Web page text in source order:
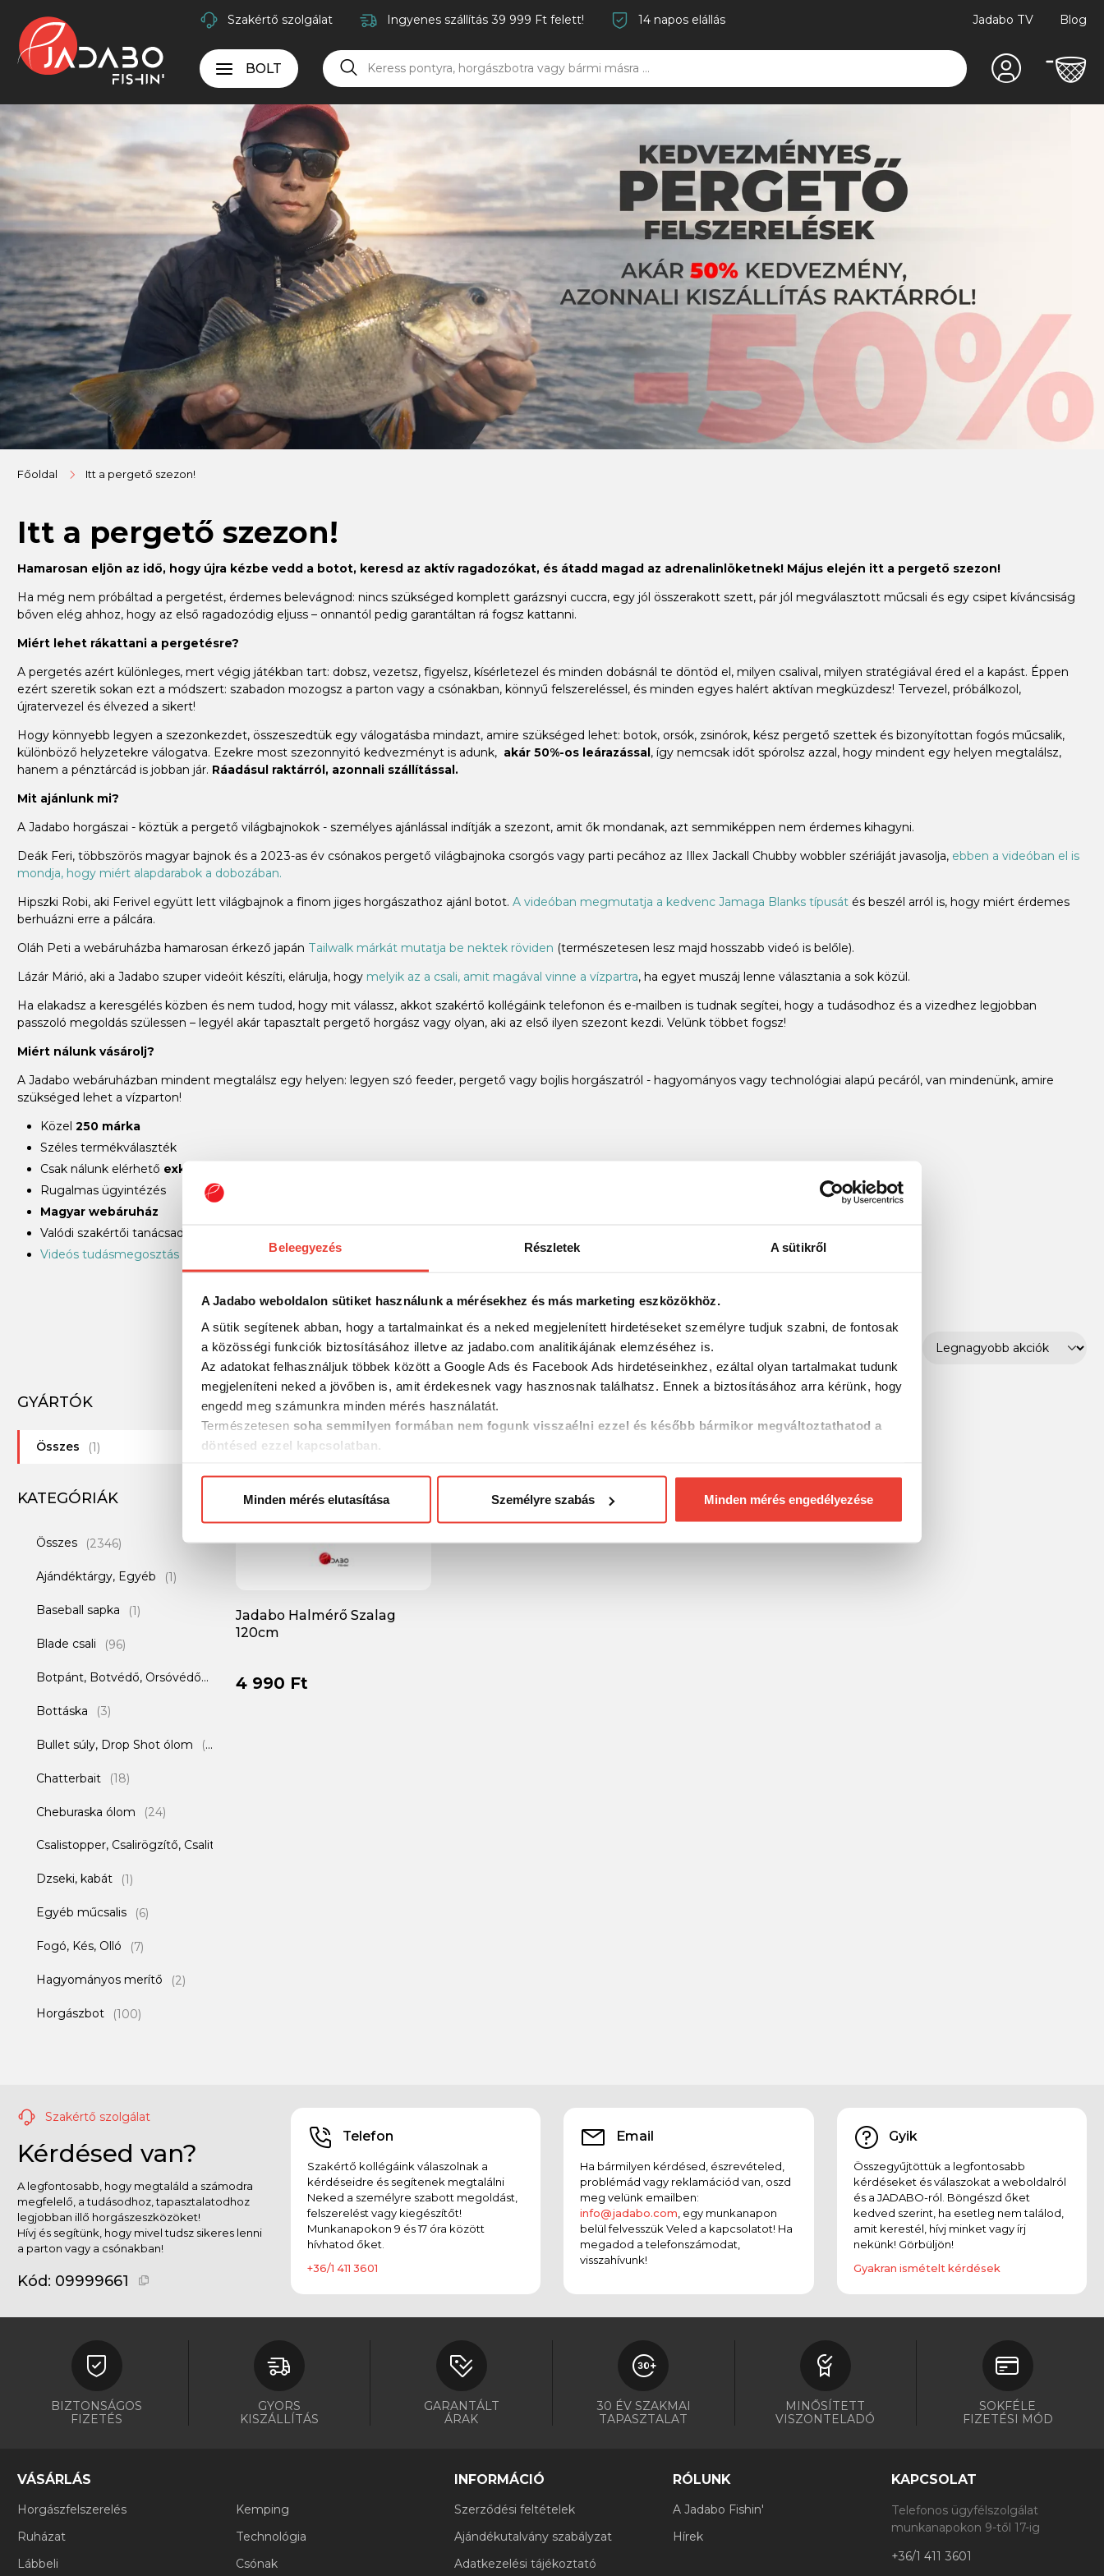
Beleegyezés Részletek A sütikről
A Jadabo weboldalon sütiket használunk a mérésekhez és más marketing eszközökhöz.
A sütik segítenek abban, hogy a tartalmainkat és a neked megjelenített hirdetéseket személyre tudjuk szabni, de fontosak
a közösségi funkciók biztosításához illetve az jadabo.com analitikájának elemzéséhez is.
Az adatokat felhasználjuk többek között a Google Ads és Facebook Ads hirdetéseinkhez, ezáltal olyan tartalmakat tudunk
megjeleníteni neked a jövőben is, amit érdekesnek vagy hasznosnak találhatsz. Ennek a biztosításához arra kérünk, hogy
engedd meg számunkra minden mérés használatát.
Természetesen soha semmilyen formában nem fogunk visszaélni ezzel és később bármikor megváltoztathatod a
döntésed ezzel kapcsolatban.
Minden mérés elutasítása Személyre szabás Minden mérés engedélyezése
Szakértő szolgálat Ingyenes szállítás 39 999 Ft felett! 14 napos elállás Jadabo TV Blog
BOLT
Főoldal Itt a pergető szezon!
Itt a pergető szezon!
Hamarosan eljön az idő, hogy újra kézbe vedd a botot, keresd az aktív ragadozókat, és átadd magad az adrenalinlöketnek! Május elején itt a pergető szezon!
Ha még nem próbáltad a pergetést, érdemes belevágnod: nincs szükséged komplett garázsnyi cuccra, egy jól összerakott szett, pár jól megválasztott műcsali és egy csipet kíváncsiság
bőven elég ahhoz, hogy az első ragadozódig eljuss – onnantól pedig garantáltan rá fogsz kattanni.
Miért lehet rákattani a pergetésre?
A pergetés azért különleges, mert végig játékban tart: dobsz, vezetsz, figyelsz, kísérletezel és minden dobásnál te döntöd el, milyen csalival, milyen stratégiával éred el a kapást. Éppen
ezért szeretik sokan ezt a módszert: szabadon mozogsz a parton vagy a csónakban, könnyű felszereléssel, és minden egyes halért aktívan megküzdesz! Tervezel, próbálkozol,
újratervezel és élvezed a sikert!
Hogy könnyebb legyen a szezonkezdet, összeszedtük egy válogatásba mindazt, amire szükséged lehet: botok, orsók, zsinórok, kész pergető szettek és bizonyítottan fogós műcsalik,
különböző helyzetekre válogatva. Ezekre most szezonnyitó kedvezményt is adunk, akár 50%-os leárazással, így nemcsak időt spórolsz azzal, hogy mindent egy helyen megtalálsz,
hanem a pénztárcád is jobban jár. Ráadásul raktárról, azonnali szállítással.
Mit ajánlunk mi?
A Jadabo horgászai - köztük a pergető világbajnokok - személyes ajánlással indítják a szezont, amit ők mondanak, azt semmiképpen nem érdemes kihagyni.
Deák Feri, többszörös magyar bajnok és a 2023-as év csónakos pergető világbajnoka csorgós vagy parti pecához az Illex Jackall Chubby wobbler szériáját javasolja, ebben a videóban el is
mondja, hogy miért alapdarabok a dobozában.
Hipszki Robi, aki Ferivel együtt lett világbajnok a finom jiges horgászathoz ajánl botot. A videóban megmutatja a kedvenc Jamaga Blanks típusát és beszél arról is, hogy miért érdemes
berhuázni erre a pálcára.
Oláh Peti a webáruházba hamarosan érkező japán Tailwalk márkát mutatja be nektek röviden (természetesen lesz majd hosszabb videó is belőle).
Lázár Márió, aki a Jadabo szuper videóit készíti, elárulja, hogy melyik az a csali, amit magával vinne a vízpartra, ha egyet muszáj lenne választania a sok közül.
Ha elakadsz a keresgélés közben és nem tudod, hogy mit válassz, akkot szakértő kollégáink telefonon és e-mailben is tudnak segítei, hogy a tudásodhoz és a vizedhez legjobban
passzoló megoldás szülessen – legyél akár tapasztalt pergető horgász vagy olyan, aki az első ilyen szezont kezdi. Velünk többet fogsz!
Miért nálunk vásárolj?
A Jadabo webáruházban mindent megtalálsz egy helyen: legyen szó feeder, pergető vagy bojlis horgászatról - hagyományos vagy technológiai alapú pecáról, van mindenünk, amire
szükséged lehet a vízparton!
Közel 250 márka
Széles termékválaszték
Csak nálunk elérhető exkluzív termékek
Rugalmas ügyintézés
Magyar webáruház
Valódi szakértői tanácsadás világbajnok horgászoktól
Videós tudásmegosztás
GYÁRTÓK
Összes (1)
KATEGÓRIÁK
Összes (2346)
Ajándéktárgy, Egyéb (1)
Baseball sapka (1)
Blade csali (96)
Botpánt, Botvédő, Orsóvédő
Bottáska (3)
Bullet súly, Drop Shot ólom (7)
Chatterbait (18)
Cheburaska ólom (24)
Csalistopper, Csalirögzítő, Csalitüske
Dzseki, kabát (1)
Egyéb műcsalis (6)
Fogó, Kés, Olló (7)
Hagyományos merítő (2)
Horgászbot (100)
Horog (360)
Kapocs, Forgó, Gyorskapocs, Not a Knot
Kesztyű (1)
Körforgó villantó (27)
Krimpelő cső (1)
Mérleg, mérőszalag
Műcsalis doboz (20)
Pergető táska
Plasztikcsali
Pontymatrac, Pontybölcső
Jadabo Halmérő Szalag
120cm
4 990 Ft
Szakértő szolgálat
Kérdésed van?
A legfontosabb, hogy megtaláld a számodra
megfelelő, a tudásodhoz, tapasztalatodhoz
legjobban illő horgászeszközöket!
Hívj és segítünk, hogy mivel tudsz sikeres lenni
a parton vagy a csónakban!
Kód: 09999661
Telefon
Szakértő kollégáink válaszolnak a
kérdéseidre és segítenek megtalálni
Neked a személyre szabott megoldást,
felszerelést vagy kiegészítőt!
Munkanapokon 9 és 17 óra között
hívhatod őket.
+36/1 411 3601
Email
Ha bármilyen kérdésed, észrevételed,
problémád vagy reklamációd van, oszd
meg velünk emailben:
info@jadabo.com , egy munkanapon
belül felvesszük Veled a kapcsolatot! Ha
megadod a telefonszámodat,
visszahívunk!
Gyik
Összegyűjtöttük a legfontosabb
kérdéseket és válaszokat a weboldalról
és a JADABO-ról. Böngészd őket
kedved szerint, ha esetleg nem találod,
amit kerestél, hívj minket vagy írj
nekünk! Görbüljön!
Gyakran ismételt kérdések
BIZTONSÁGOS
FIZETÉS
GYORS
KISZÁLLÍTÁS
GARANTÁLT
ÁRAK
30 ÉV SZAKMAI
TAPASZTALAT
MINŐSÍTETT
VISZONTELADÓ
SOKFÉLE
FIZETÉSI MÓD
VÁSÁRLÁS
Horgászfelszerelés
Ruházat
Lábbeli
Kemping
Technológia
Csónak
INFORMÁCIÓ
Szerződési feltételek
Ajándékutalvány szabályzat
Adatkezelési tájékoztató
RÓLUNK
A Jadabo Fishin'
Hírek
KAPCSOLAT
Telefonos ügyfélszolgálat
munkanapokon 9-től 17-ig
+36/1 411 3601